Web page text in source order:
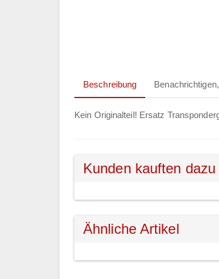
Beschreibung
Kein Originalteil! Ersatz
Kunden kauften
Ähnliche Artikel